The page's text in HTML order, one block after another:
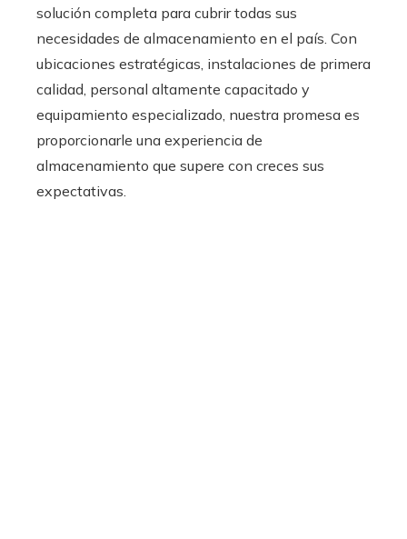
solución completa para cubrir todas sus
necesidades de almacenamiento en el país. Con
ubicaciones estratégicas, instalaciones de primera
calidad, personal altamente capacitado y
equipamiento especializado, nuestra promesa es
proporcionarle una experiencia de
almacenamiento que supere con creces sus
expectativas.